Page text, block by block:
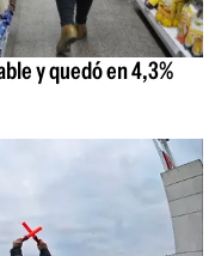
y quedó en 4,3%